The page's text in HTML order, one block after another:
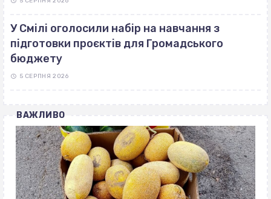
У Смілі оголосили набір на навчання з
підготовки проєктів для Громадського
бюджету
5 СЕРПНЯ 2026
ВАЖЛИВО